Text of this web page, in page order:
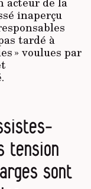
ina­perçu
tardé à
» voulues par
tension
sont